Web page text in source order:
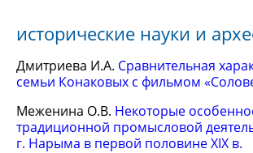
исторические науки и
Дмитриева И.А. Сравнительная
семьи Конаковых с фильмом
Меженина О.В. Некоторые
традиционной промысловой
г. Нарыма в первой половине XIX в.